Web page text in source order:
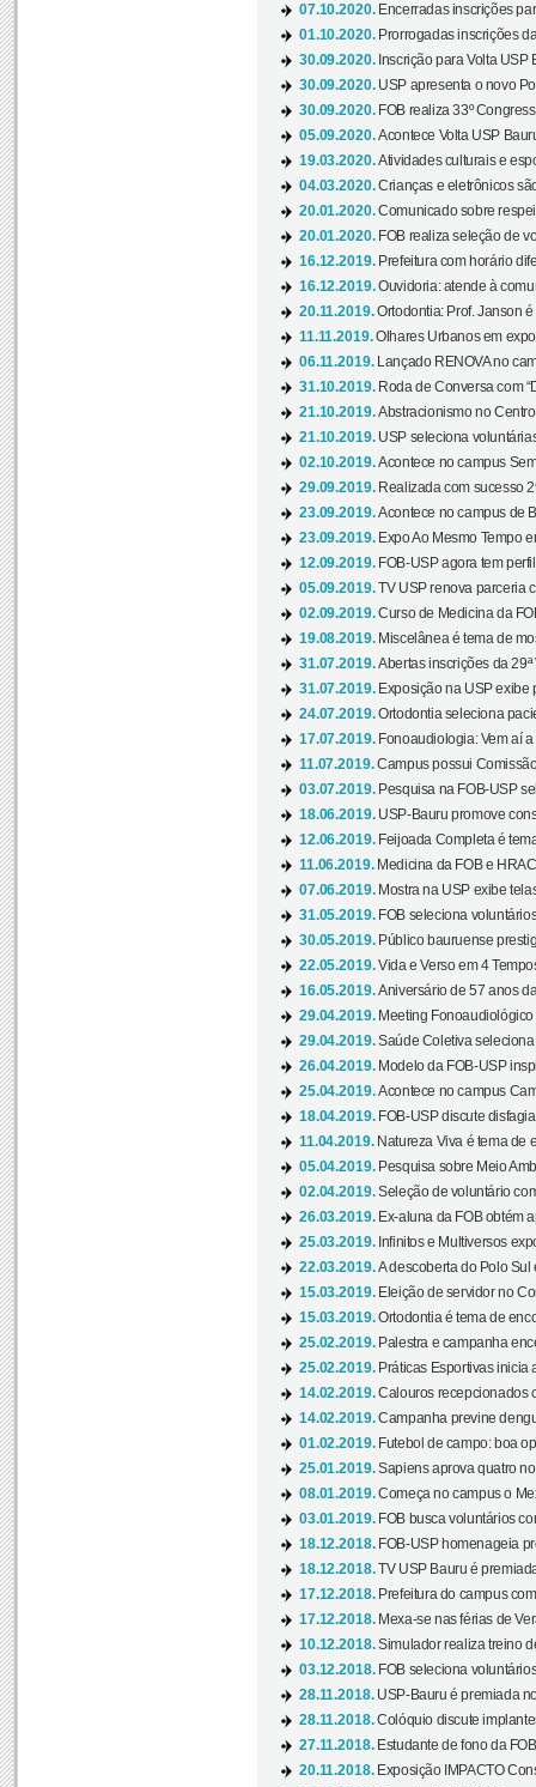
07.10.2020. Encerradas inscrições
01.10.2020. Prorrogadas inscrições
30.09.2020. Inscrição para Volta USP
30.09.2020. USP apresenta o novo
30.09.2020. FOB realiza 33º
05.09.2020.Acontece Volta USP
19.03.2020.Atividades culturais e
04.03.2020.Crianças e eletrônicos
20.01.2020.Comunicado sobre
20.01.2020. FOB realiza seleção de
16.12.2019. Prefeitura com horário
16.12.2019.Ouvidoria: atende à
20.11.2019.Ortodontia: Prof. Janson
11.11.2019.Olhares Urbanos em
06.11.2019.
Lançado RENOVA no
31.10.2019. Roda de Conversa com
21.10.2019.Abstracionismo no
21.10.2019. USP seleciona
02.10.2019.Acontece no campus
29.09.2019. Realizada com sucesso
23.09.2019.Acontece no campus de
23.09.2019. Expo Ao Mesmo Tempo
12.09.2019. FOB-USP agora tem
05.09.2019.TV USP renova parceria
02.09.2019.Curso de Medicina da
19.08.2019. Miscelânea é tema de
31.07.2019.Abertas inscrições da 29ª
31.07.2019. Exposição na USP exibe
24.07.2019.Ortodontia seleciona
17.07.2019. Fonoaudiologia: Vem aí
11.07.2019.Campus possui
03.07.2019. Pesquisa na FOB-USP
18.06.2019. USP-Bauru promove
12.06.2019. Feijoada Completa é
11.06.2019. Medicina da FOB e
07.06.2019. Mostra na USP exibe
31.05.2019. FOB seleciona
30.05.2019. Público bauruense
22.05.2019.Vida e Verso em 4
16.05.2019.Aniversário de 57 anos
29.04.2019. Meeting
29.04.2019.Saúde Coletiva
26.04.2019. Modelo da FOB-USP
25.04.2019.Acontece no campus
18.04.2019. FOB-USP discute
11.04.2019. Natureza Viva é tema de
05.04.2019. Pesquisa sobre Meio
02.04.2019.Seleção de voluntário
26.03.2019. Ex-aluna da FOB obtém
25.03.2019. Infinitos e Multiversos
22.03.2019.A descoberta do Polo Sul
15.03.2019. Eleição de servidor no
15.03.2019.Ortodontia é tema de
25.02.2019. Palestra e campanha
25.02.2019. Práticas Esportivas inicia
14.02.2019.Calouros recepcionados
14.02.2019.Campanha previne
01.02.2019. Futebol de campo: boa
25.01.2019.Sapiens aprova quatro
08.01.2019.Começa no campus o
03.01.2019. FOB busca voluntários
18.12.2018. FOB-USP homenageia
18.12.2018.TV USP Bauru é
17.12.2018. Prefeitura do campus
17.12.2018. Mexa-se nas férias de
10.12.2018.Simulador realiza treino
03.12.2018. FOB seleciona
28.11.2018. USP-Bauru é premiada
28.11.2018.Colóquio discute
27.11.2018. Estudante de fono da
20.11.2018. Exposição IMPACTO